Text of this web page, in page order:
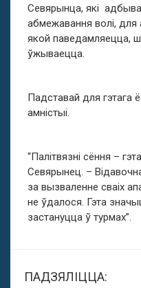
Севярынца, які
абмежавання волі, для
якой паведамляецца,
ўжываецца.
Падставай для гэтага
амністыі.
“Палітвязні сёння –
Севярынец. –
за вызваленне сваіх
не ўдалося. Гэта
застануцца ў турмах”.
ПАДЗЯЛІЦЦА: